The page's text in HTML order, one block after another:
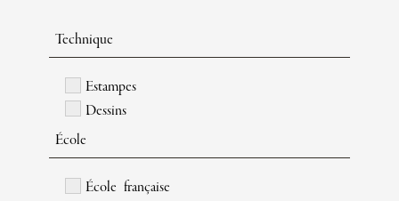
Technique
Estampes
Dessins
École
École française